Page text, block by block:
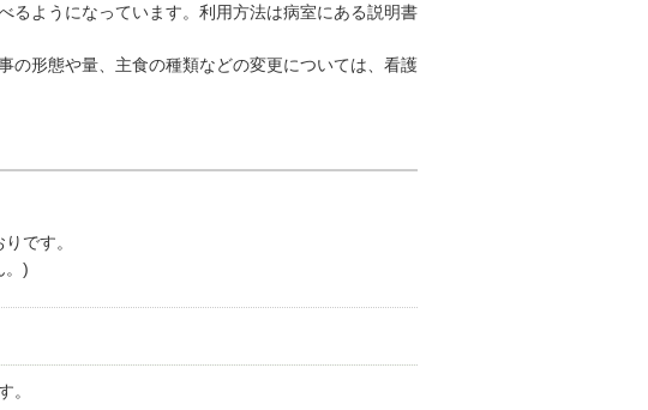
るようになっています。利用方法は病室にある説明書
の形態や量、主食の種類などの変更については、看護
です。
。)
。